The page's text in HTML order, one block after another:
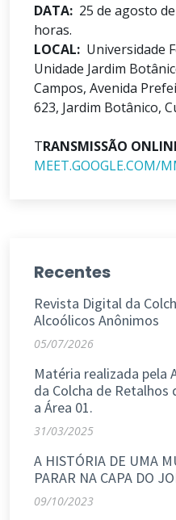
DATA: 25 de agosto
horas.
LOCAL: Universidade
Unidade Jardim
Campos, Avenida
623, Jardim Botânico,
TRANSMISSÃO
MEET.GOOGLE.COM/
Recentes
Revista Digital da
Alcoólicos Anônimos
05/07/2026
Matéria realizada pela
da Colcha de Retalhos
a Área 01.
31/03/2025
A HISTÓRIA DE UMA
PARAR NA CAPA DO
09/10/2023